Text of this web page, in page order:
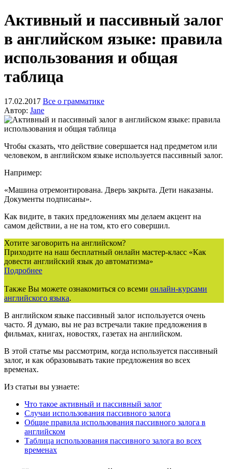
Активный и пассивный залог
в английском языке: правила
использования и общая
таблица
17.02.2017 Все о грамматике
Автор: Jane
Чтобы сказать, что действие совершается над предметом или
человеком, в английском языке используется пассивный залог.
Например:
«Машина отремонтирована. Дверь закрыта. Дети наказаны.
Документы подписаны».
Как видите, в таких предложениях мы делаем акцент на
самом действии, а не на том, кто его совершил.
Хотите заговорить на английском?
Приходите на наш бесплатный онлайн мастер-класс «Как
довести английский язык до автоматизма»
Подробнее
Также Вы можете ознакомиться со всеми онлайн-курсами
английского языка.
В английском языке пассивный залог используется очень
часто. Я думаю, вы не раз встречали такие предложения в
фильмах, книгах, новостях, газетах на английском.
В этой статье мы рассмотрим, когда используется пассивный
залог, и как образовывать такие предложения во всех
временах.
Из статьи вы узнаете:
Что такое активный и пассивный залог
Случаи использования пассивного залога
Общие правила использования пассивного залога в
английском
Таблица использования пассивного залога во всех
временах